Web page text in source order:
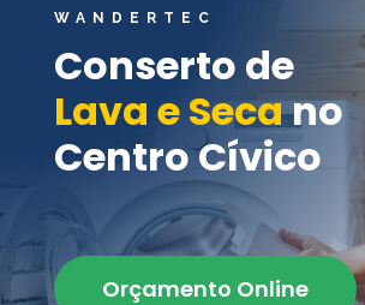
WANDERTEC
Conserto de
Lava e Secano
Centro Cívico
Orçamento Online